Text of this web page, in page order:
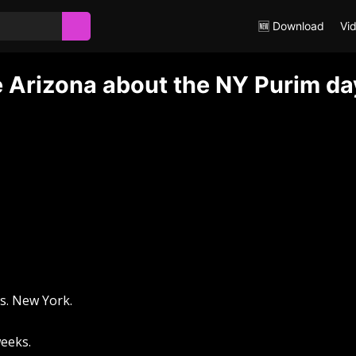
🆕 Download
about the NY Purim
New York.